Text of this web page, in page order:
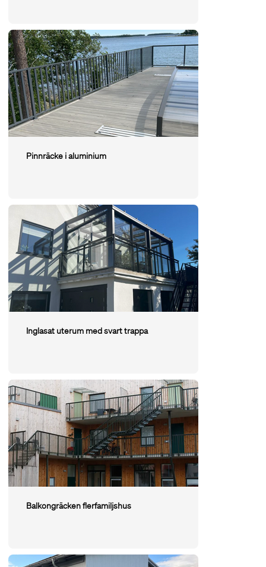
Pinnräcke i aluminium
Inglasat uterum med svart trappa
Balkongräcken flerfamiljshus